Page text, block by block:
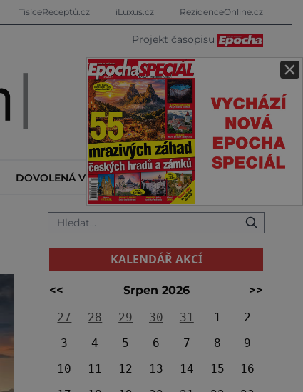
×
TisíceReceptů.cz iLuxus.cz RezidenceOnline.cz
Projekt časopisu
DOVOLENÁ V ZAHRANIČÍ KALENDÁŘ AKCÍ
KALENDÁŘ AKCÍ
<< Srpen 2026
>>
27
28 29 30 31 1
2
3
4 5 6 7 8
9
10
11 12 13 14 15
16